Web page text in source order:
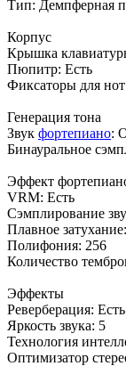
Тип: Демпферная
Корпус
Крышка
Пюпитр: Есть
Фиксаторы для
Генерация тона
Звук фортепиано:
Бинауральное
Эффект
VRM: Есть
Сэмплирование
Плавное
Полифония: 256
Количество
Эффекты
Реверберация: Есть
Яркость звука: 5
Технология
Оптимизатор